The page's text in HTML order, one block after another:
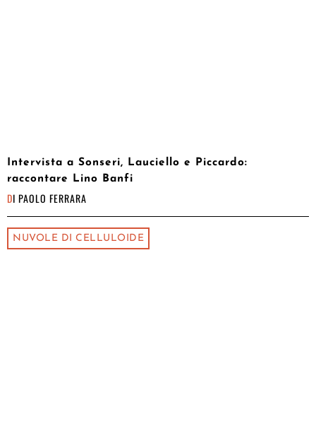
Intervista a Sonseri, Lauciello e Piccardo:
raccontare Lino Banfi
DI PAOLO FERRARA
NUVOLE DI CELLULOIDE